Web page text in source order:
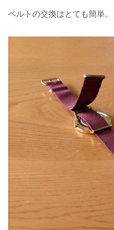
ベルトの交換はとても簡単。